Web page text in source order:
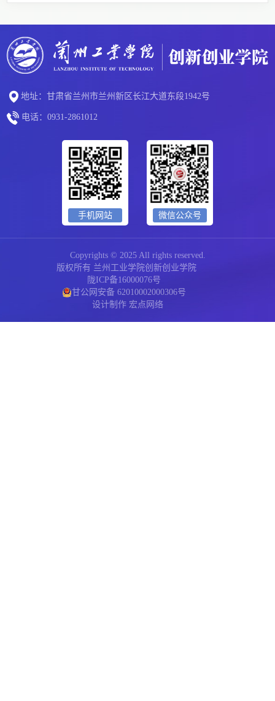
地址：甘肃省兰州市兰州新区长江大道东段1942号
电话：0931-2861012
手机网站 微信公众号
Copyrights © 2025 All rights reserved.
版权所有 兰州工业学院创新创业学院
陇ICP备16000076号
甘公网安备 62010002000306号
设计制作 宏点网络